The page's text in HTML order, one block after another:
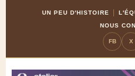
UN PEU D'HISTOIRE
NOUS
FB X